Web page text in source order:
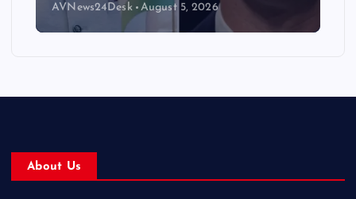
AVNews24Desk August 5, 2026
About Us